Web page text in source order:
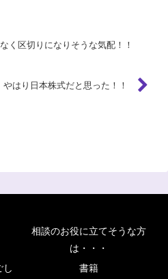
く区切りになりそうな気配！！
はり日本株式だと思った！！
相談のお役に立てそうな方
は・・・
し
書籍